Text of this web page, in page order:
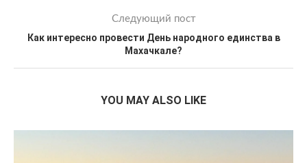
Следующий пост
Как интересно провести День народного единства в
Махачкале?
YOU MAY ALSO LIKE